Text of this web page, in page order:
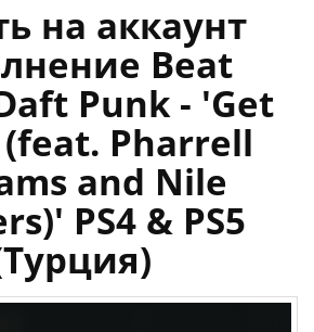
на аккаунт
Beat
Punk - 'Get
Pharrell
and Nile
PS4 & PS5